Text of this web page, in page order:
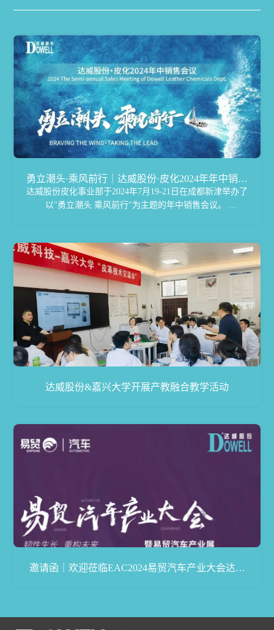
勇立潮头·乘风前行｜达威股份·皮化2024年年中销售
会议完美落幕
达威股份皮化事业部于2024年7月19-21日在成都新津举办了
以"勇立潮头 乘风前行"为主题的年中销售会议。
达威股份&嘉兴大学开展产教融合教学活动
邀请函｜欢迎莅临EAC2024易贸汽车产业大会达威